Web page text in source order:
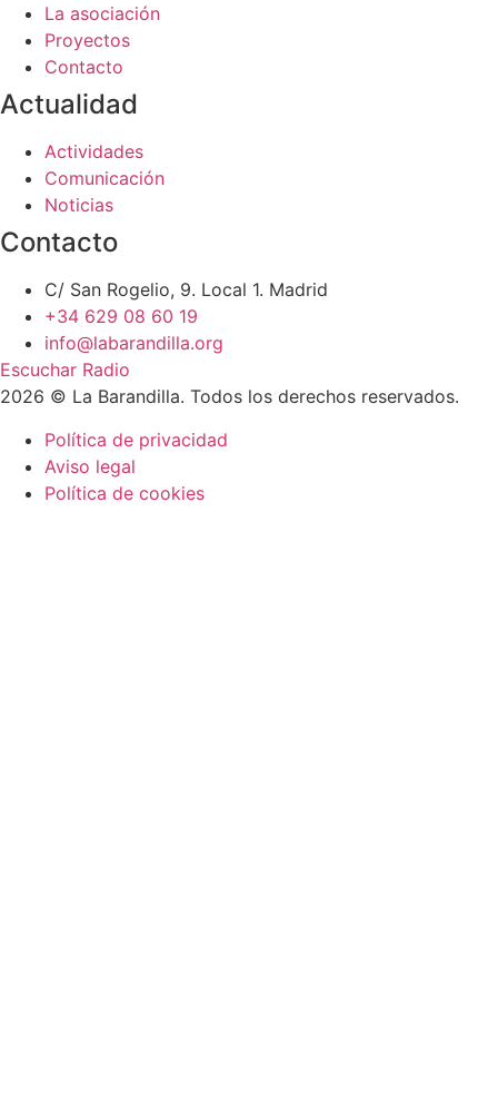
La asociación
Proyectos
Contacto
Actualidad
Actividades
Comunicación
Noticias
Contacto
C/ San Rogelio, 9. Local 1. Madrid
+34 629 08 60 19
info@labarandilla.org
Escuchar Radio
2026 © La Barandilla. Todos los derechos reservados.
Política de privacidad
Aviso legal
Política de cookies